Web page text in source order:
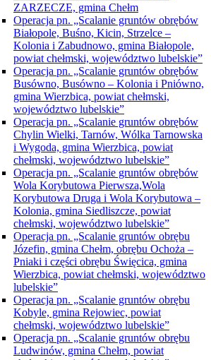
ZARZECZE, gmina Chełm
Operacja pn. „Scalanie gruntów obrębów
Białopole, Buśno, Kicin, Strzelce –
Kolonia i Zabudnowo, gmina Białopole,
powiat chełmski, województwo lubelskie”
Operacja pn. „Scalanie gruntów obrębów
Busówno, Busówno – Kolonia i Pniówno,
gmina Wierzbica, powiat chełmski,
województwo lubelskie”
Operacja pn. „Scalanie gruntów obrębów
Chylin Wielki, Tarnów, Wólka Tarnowska
i Wygoda, gmina Wierzbica, powiat
chełmski, województwo lubelskie”
Operacja pn. „Scalanie gruntów obrębów
Wola Korybutowa Pierwsza,Wola
Korybutowa Druga i Wola Korybutowa –
Kolonia, gmina Siedliszcze, powiat
chełmski, województwo lubelskie”
Operacja pn. „Scalanie gruntów obrębu
Józefin, gmina Chełm, obrębu Ochoża –
Pniaki i części obrębu Święcica, gmina
Wierzbica, powiat chełmski, województwo
lubelskie”
Operacja pn. „Scalanie gruntów obrębu
Kobyle, gmina Rejowiec, powiat
chełmski, województwo lubelskie”
Operacja pn. „Scalanie gruntów obrębu
Ludwinów, gmina Chełm, powiat